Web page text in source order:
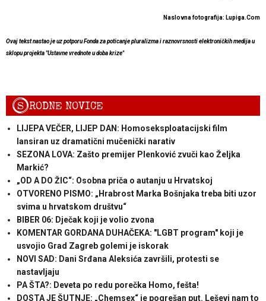
Naslovna fotografija: Lupiga.Com
Ovaj tekst nastao je uz potporu Fonda za poticanje pluralizma i raznovrsnosti elektroničkih medija u
sklopu projekta "Ustavne vrednote u doba krize"
SRODNE NOVICE
LIJEPA VEČER, LIJEP DAN: Homoseksploatacijski film
lansiran uz dramatični mučenički narativ
SEZONA LOVA: Zašto premijer Plenković zvuči kao Željka
Markić?
„OD A DO ŽIC“: Osobna priča o autanju u Hrvatskoj
OTVORENO PISMO: „Hrabrost Marka Bošnjaka treba biti uzor
svima u hrvatskom društvu“
BIBER 06: Dječak koji je volio zvona
KOMENTAR GORDANA DUHAČEKA: "LGBT program" koji je
usvojio Grad Zagreb golemi je iskorak
NOVI SAD: Dani Srđana Aleksića završili, protesti se
nastavljaju
PA ŠTA?: Deveta po redu porečka Homo, fešta!
DOSTA JE ŠUTNJE: „Chemsex“ je pogrešan put. Leševi nam to